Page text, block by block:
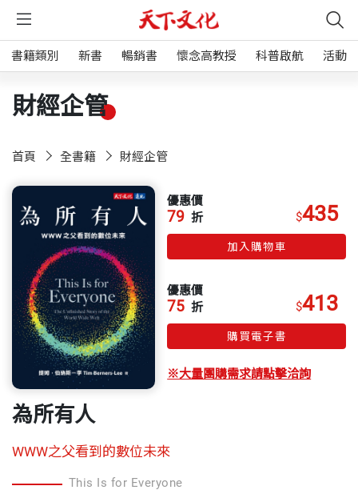
書籍類別 新書 暢銷書 懷念高教授 科普啟航 活動
財經企管
首頁 全書籍 財經企管
優惠價
79 折 $435
加入購物車
優惠價
75 折 $413
購買電子書
※大量團購需求請點擊洽詢
為所有人
WWW之父看到的數位未來
This Is for Everyone